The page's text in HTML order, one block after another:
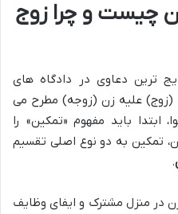
چیست و چرا زوج
ترین دعاوی در دادگاه های
(زوج) علیه زن (زوجه) مطرح می
ابتدا باید مفهوم «تمکین» را
تمکین به دو نوع اصلی تقسیم
.
در منزل مشترک و ایفای وظایف